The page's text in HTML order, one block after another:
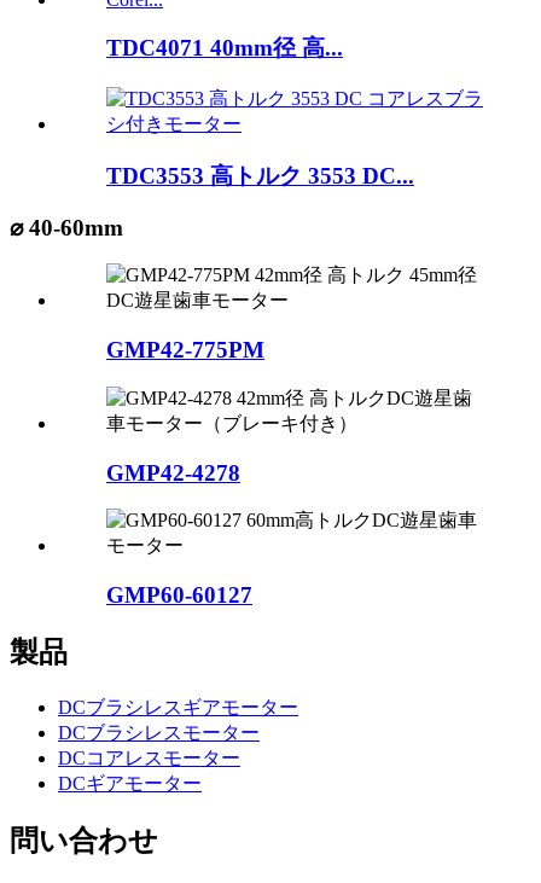
TDC4071 40mm径 高...
TDC3553 高トルク 3553 DC...
⌀ 40-60mm
GMP42-775PM
GMP42-4278
GMP60-60127
製品
DCブラシレスギアモーター
DCブラシレスモーター
DCコアレスモーター
DCギアモーター
問い合わせ